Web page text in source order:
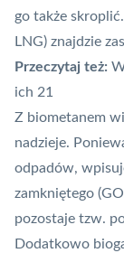
go także
LNG) znajdzie
Przeczytaj też:
ich 21
Z biometanem
nadzieje.
odpadów,
zamkniętego
pozostaje tzw.
Dodatkowo